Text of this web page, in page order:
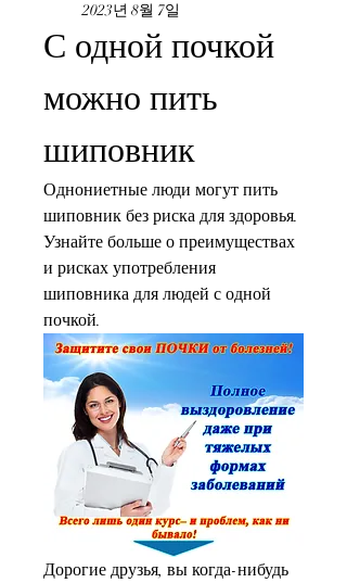
2023년 8월 7일
С одной почкой
можно пить
шиповник
Однониетные люди могут пить
шиповник без риска для здоровья.
Узнайте больше о преимуществах
и рисках употребления
шиповника для людей с одной
почкой.
Дорогие друзья, вы когда-нибудь